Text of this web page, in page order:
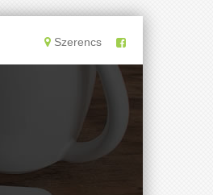
Szerencs